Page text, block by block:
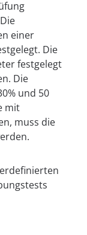
einer
Die
festgelegt
Die
und 50
mit
muss die